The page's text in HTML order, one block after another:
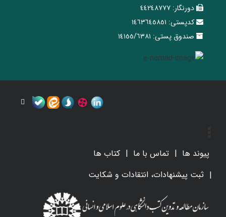
دورنگار: ٤٤٢٤٨٧٧٧
کدپستی: ١٤٦٣٦٤٥٨٥١
صندوق پستی: ١٤١٥٥/٦٣٨١
پیوند ها تماس با ما
کتاب ها
ثبت پیشنهادات، انتقادات و شکایت